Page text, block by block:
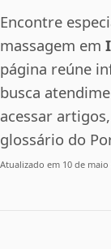
Encontre
massagem em
página reúne
busca
acessar
glossário do
Atualizado em 10 de maio